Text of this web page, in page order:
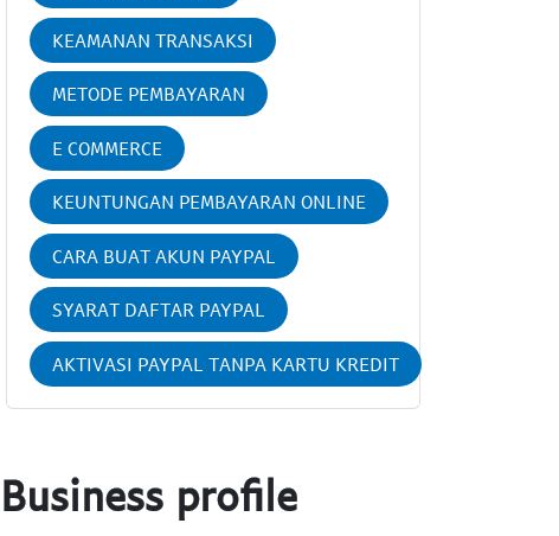
KEAMANAN TRANSAKSI
METODE PEMBAYARAN
E COMMERCE
KEUNTUNGAN PEMBAYARAN ONLINE
CARA BUAT AKUN PAYPAL
SYARAT DAFTAR PAYPAL
AKTIVASI PAYPAL TANPA KARTU KREDIT
Business profile